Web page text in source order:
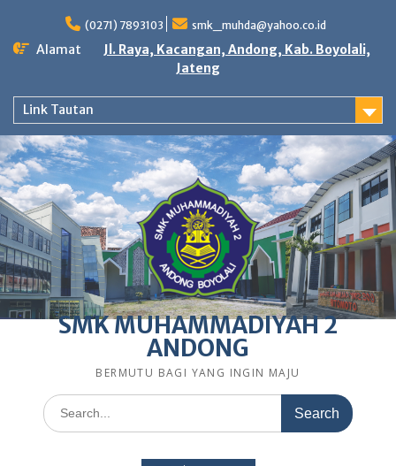
content
(0271) 7893103 smk_muhda@yahoo.co.id
Alamat
Jl. Raya, Kacangan, Andong, Kab. Boyolali,
Jateng
Link Tautan
SMK MUHAMMADIYAH 2
ANDONG
BERMUTU BAGI YANG INGIN MAJU
Search
for: